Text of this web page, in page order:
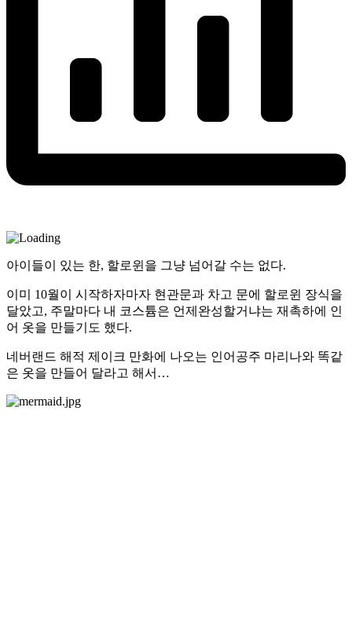
아이들이 있는 한, 할로윈을 그냥 넘어갈 수는 없다.
이미 10월이 시작하자마자 현관문과 차고 문에 할로윈 장식을
달았고, 주말마다 내 코스튬은 언제완성할거냐는 재촉하에 인
어 옷을 만들기도 했다.
네버랜드 해적 제이크 만화에 나오는 인어공주 마리나와 똑같
은 옷을 만들어 달라고 해서…